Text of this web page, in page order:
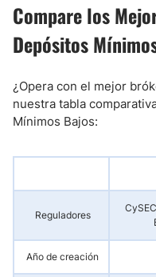
Compare los
Depósitos
¿Opera con el mejor
nuestra tabla
Mínimos Bajos:
Reguladores
Año de creación